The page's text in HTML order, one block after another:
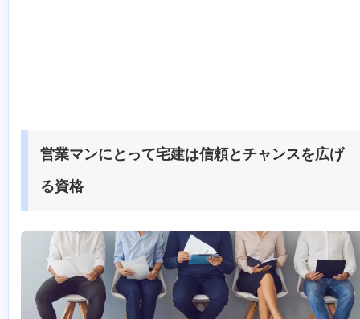
営業マンにとって宅建は信頼とチャンスを広げ
る資格